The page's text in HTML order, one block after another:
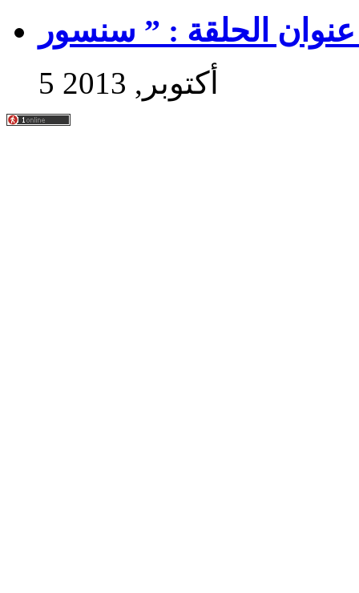
5 أكتوبر, 2013